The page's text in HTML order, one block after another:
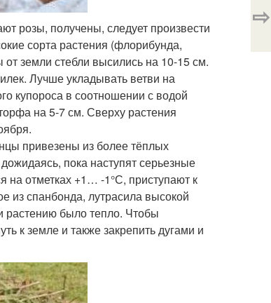
розы, получены, следует произвести
сорта растения (флорибунда,
земли стебли высились на 10-15 см.
Лучше укладывать ветви на
купороса в соотношении с водой
на 5-7 см. Сверху растения
привезены из более тёплых
пока наступят серьезные
на отметках +1… -1°С, приступают к
из спанбонда, лутрасила высокой
растению было тепло. Чтобы
к земле и также закрепить дугами и
⇨